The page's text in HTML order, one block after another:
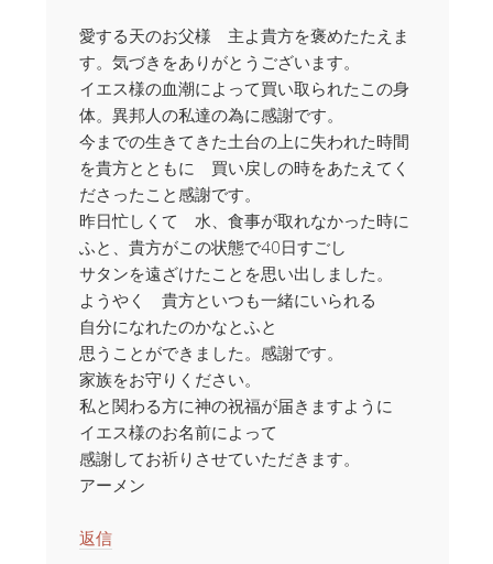
愛する天のお父様 主よ貴方を褒めたたえま
す。気づきをありがとうございます。
イエス様の血潮によって買い取られたこの身
体。異邦人の私達の為に感謝です。
今までの生きてきた土台の上に失われた時間
を貴方とともに 買い戻しの時をあたえてく
ださったこと感謝です。
昨日忙しくて 水、食事が取れなかった時に
ふと、貴方がこの状態で40日すごし
サタンを遠ざけたことを思い出しました。
ようやく 貴方といつも一緒にいられる
自分になれたのかなとふと
思うことができました。感謝です。
家族をお守りください。
私と関わる方に神の祝福が届きますように
イエス様のお名前によって
感謝してお祈りさせていただきます。
アーメン
返信